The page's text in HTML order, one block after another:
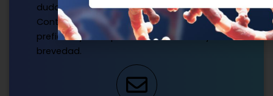
dudas?
Contacta con nosotros de la manera que
prefieras y te responderemos a la mayor
brevedad.